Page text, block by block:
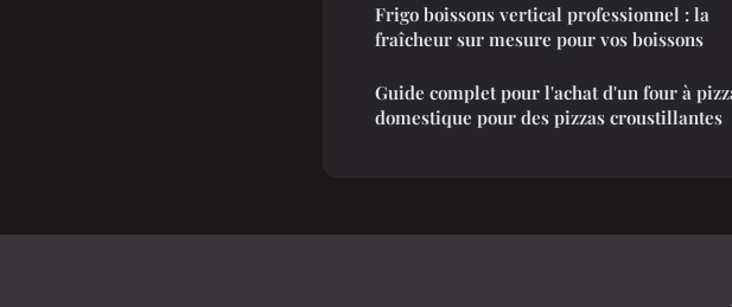
Frigo boissons vertical professionnel : la
fraîcheur sur mesure pour vos boissons
Guide complet pour l'achat d'un four à
domestique pour des pizzas croustillantes